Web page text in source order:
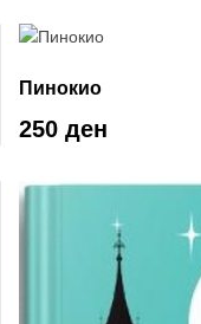
Пинокио
250 ден